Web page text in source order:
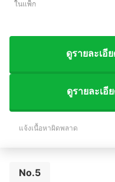
ในแพ็ก
ดูรายละเอี
ดูรายละเอี
แจ้งเนื้อหาผิดพลาด
No.5